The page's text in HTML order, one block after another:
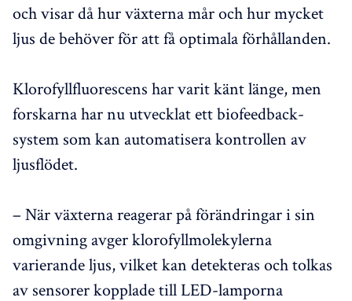
och visar då hur växterna mår och hur mycket
ljus de behöver för att få optimala förhållanden.
Klorofyllfluorescens har varit känt länge, men
forskarna har nu utvecklat ett biofeedback-
system som kan automatisera kontrollen av
ljusflödet.
– När växterna reagerar på förändringar i sin
omgivning avger klorofyllmolekylerna
varierande ljus, vilket kan detekteras och tolkas
av sensorer kopplade till LED-lamporna